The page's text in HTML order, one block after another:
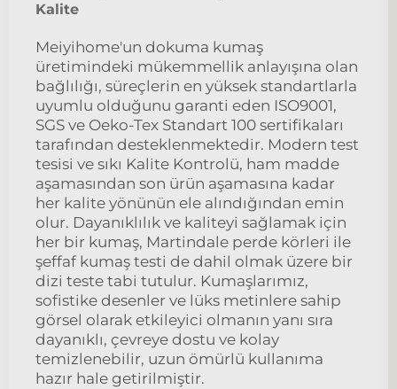
Kalite
Meiyihome'un dokuma kumaş
üretimindeki mükemmellik anlayışına olan
bağlılığı, süreçlerin en yüksek standartlarla
uyumlu olduğunu garanti eden ISO9001,
SGS ve Oeko-Tex Standart 100 sertifikaları
tarafından desteklenmektedir. Modern test
tesisi ve sıkı Kalite Kontrolü, ham madde
aşamasından son ürün aşamasına kadar
her kalite yönünün ele alındığından emin
olur. Dayanıklılık ve kaliteyi sağlamak için
her bir kumaş, Martindale perde körleri ile
şeffaf kumaş testi de dahil olmak üzere bir
dizi teste tabi tutulur. Kumaşlarımız,
sofistike desenler ve lüks metinlere sahip
görsel olarak etkileyici olmanın yanı sıra
dayanıklı, çevreye dostu ve kolay
temizlenebilir, uzun ömürlü kullanıma
hazır hale getirilmiştir.